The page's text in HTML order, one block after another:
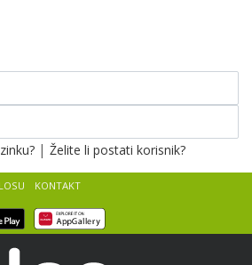
KONTAKT
| Želite li postati korisnik?